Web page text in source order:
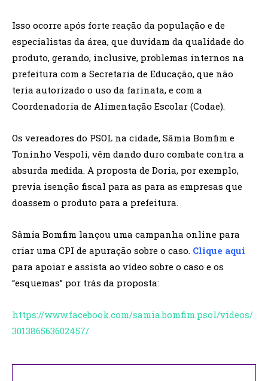
Isso ocorre após forte reação da população e de
especialistas da área, que duvidam da qualidade do
produto, gerando, inclusive, problemas internos na
prefeitura com a Secretaria de Educação, que não
teria autorizado o uso da farinata, e com a
Coordenadoria de Alimentação Escolar (Codae).
Os vereadores do PSOL na cidade, Sâmia Bomfim e
Toninho Vespoli, vêm dando duro combate contra a
absurda medida. A proposta de Doria, por exemplo,
previa isenção fiscal para as para as empresas que
doassem o produto para a prefeitura.
Sâmia Bomfim lançou uma campanha online para
criar uma CPI de apuração sobre o caso. Clique aqui
para apoiar e assista ao vídeo sobre o caso e os
“esquemas” por trás da proposta:
https://www.facebook.com/samia.bomfim.psol/videos/
301386563602457/